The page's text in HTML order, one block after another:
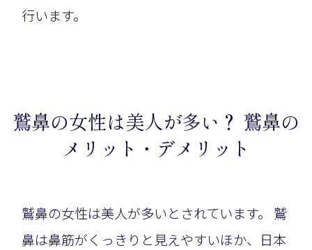
行います。
鷲鼻の女性は美人が多い？ 鷲鼻の
メリット・デメリット
鷲鼻の女性は美人が多いとされています。 鷲
鼻は鼻筋がくっきりと見えやすいほか、日本